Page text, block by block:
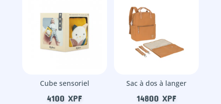
Cube sensoriel
4100XPF
Sac à dos à langer
14800XPF